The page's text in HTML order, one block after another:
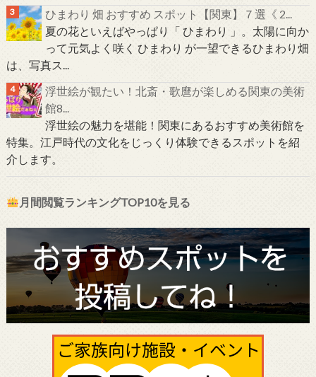
ひまわり 畑 おすすめ スポット【関東】７選《 2...
夏の花といえばやっぱり「 ひまわり 」。太陽に向か
って元気よく咲く ひまわり が一望できるひまわり畑
は、写真ス...
浮世絵が観たい！北斎・歌麿が楽しめる関東の美術
館8...
浮世絵の魅力を堪能！関東にあるおすすめ美術館を
特集。江戸時代の文化をじっくり体験できるスポットを紹
介します。
月間閲覧ランキングTOP10を見る